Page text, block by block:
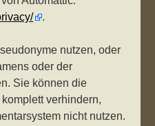
.
nutzen, oder
oder der
Sie können die
verhindern,
nicht nutzen.